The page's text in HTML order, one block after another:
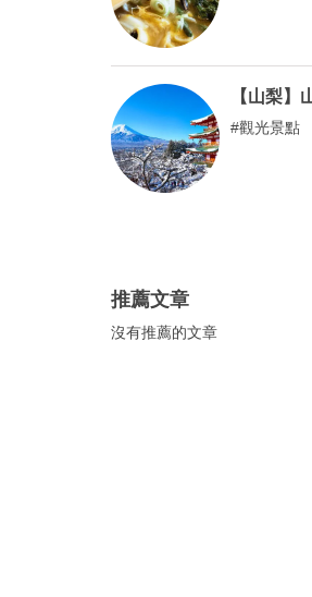
【山梨
觀光景點
推薦文章
沒有推薦的文章